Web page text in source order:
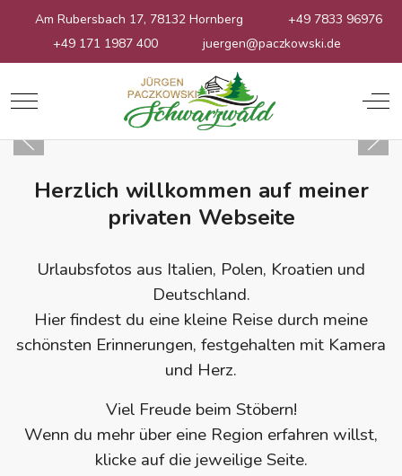
Am Rubersbach 17, 78132 Hornberg
+49 7833 96976
+49 171 1987 400
juergen@paczkowski.de
Mobile Menu Toggle
Herzlich willkommen auf meiner
privaten Webseite
Urlaubsfotos aus Italien, Polen, Kroatien und
Deutschland.
Hier findest du eine kleine Reise durch meine
schönsten Erinnerungen, festgehalten mit Kamera
und Herz.
Viel Freude beim Stöbern!
Wenn du mehr über eine Region erfahren willst,
klicke auf die jeweilige Seite.